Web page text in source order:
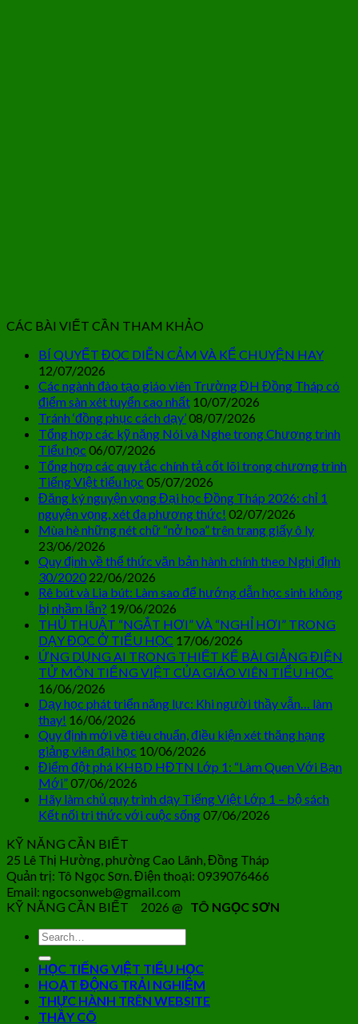
CÁC BÀI VIẾT CẦN THAM KHẢO
BÍ QUYẾT ĐỌC DIỄN CẢM VÀ KỂ CHUYỆN HAY
12/07/2026
Các ngành đào tạo giáo viên Trường ĐH Đồng Tháp có
điểm sàn xét tuyển cao nhất 10/07/2026
Tránh ‘đồng phục cách dạy’08/07/2026
Tổng hợp các kỹ năng Nói và Nghe trong Chương trình
Tiểu học 06/07/2026
Tổng hợp các quy tắc chính tả cốt lõi trong chương trình
Tiếng Việt tiểu học 05/07/2026
Đăng ký nguyện vọng Đại học Đồng Tháp 2026: chỉ 1
nguyện vọng, xét đa phương thức! 02/07/2026
Mùa hè những nét chữ “nở hoa” trên trang giấy ô ly
23/06/2026
Quy định về thể thức văn bản hành chính theo Nghị định
30/2020 22/06/2026
Rê bút và Lia bút: Làm sao để hướng dẫn học sinh không
bị nhầm lẫn? 19/06/2026
THỦ THUẬT “NGẮT HƠI” VÀ “NGHỈ HƠI” TRONG
DẠY ĐỌC Ở TIỂU HỌC 17/06/2026
ỨNG DỤNG AI TRONG THIẾT KẾ BÀI GIẢNG ĐIỆN
TỬ MÔN TIẾNG VIỆT CỦA GIÁO VIÊN TIỂU HỌC
16/06/2026
Dạy học phát triển năng lực: Khi người thầy vẫn… làm
thay! 16/06/2026
Quy định mới về tiêu chuẩn, điều kiện xét thăng hạng
giảng viên đại học 10/06/2026
Điểm đột phá KHBD HĐTN Lớp 1: “Làm Quen Với Bạn
Mới”07/06/2026
Hãy làm chủ quy trình dạy Tiếng Việt Lớp 1 – bộ sách
Kết nối tri thức với cuộc sống07/06/2026
KỸ NĂNG CẦN BIẾT
25 Lê Thị Hường, phường Cao Lãnh, Đồng Tháp
Quản trị: Tô Ngọc Sơn. Điện thoại: 0939076466
Email: ngocsonweb@gmail.com
KỸ NĂNG CẦN BIẾT 2026 @ TÔ NGỌC SƠN
HỌC TIẾNG VIỆT TIỂU HỌC
HOẠT ĐỘNG TRẢI NGHIỆM
THỰC HÀNH TRÊN WEBSITE
THẦY CÔ